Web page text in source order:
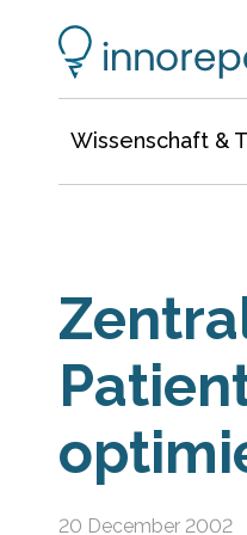
Wissenschaft &
20 December 2002